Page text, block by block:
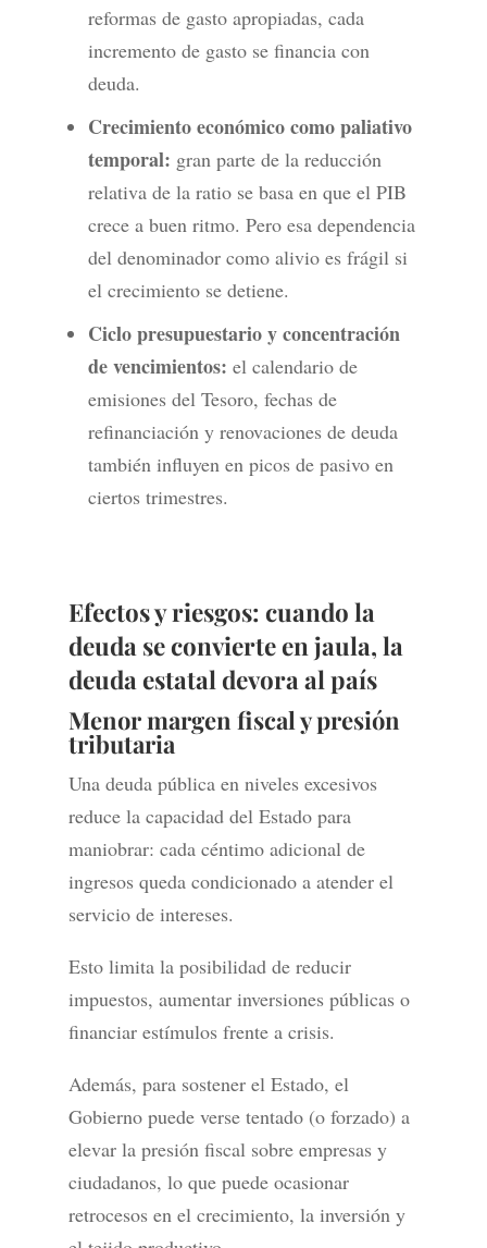
reformas de gasto apropiadas, cada
incremento de gasto se financia con
deuda.
Crecimiento económico como paliativo
temporal: gran parte de la reducción
relativa de la ratio se basa en que el PIB
crece a buen ritmo. Pero esa dependencia
del denominador como alivio es frágil si
el crecimiento se detiene.
Ciclo presupuestario y concentración
de vencimientos: el calendario de
emisiones del Tesoro, fechas de
refinanciación y renovaciones de deuda
también influyen en picos de pasivo en
ciertos trimestres.
Efectos y riesgos: cuando la
deuda se convierte en jaula, la
deuda estatal devora al país
Menor margen fiscal y presión
tributaria
Una deuda pública en niveles excesivos
reduce la capacidad del Estado para
maniobrar: cada céntimo adicional de
ingresos queda condicionado a atender el
servicio de intereses.
Esto limita la posibilidad de reducir
impuestos, aumentar inversiones públicas o
financiar estímulos frente a crisis.
Además, para sostener el Estado, el
Gobierno puede verse tentado (o forzado) a
elevar la presión fiscal sobre empresas y
ciudadanos, lo que puede ocasionar
retrocesos en el crecimiento, la inversión y